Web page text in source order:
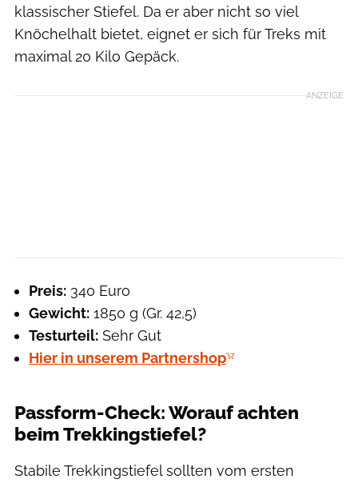
klassischer Stiefel. Da er aber nicht so viel
Knöchelhalt bietet, eignet er sich für Treks mit
maximal 20 Kilo Gepäck.
ANZEIGE
Preis: 340 Euro
Gewicht: 1850 g (Gr. 42,5)
Testurteil: Sehr Gut
Hier in unserem Partnershop
Passform-Check: Worauf achten
beim Trekkingstiefel?
Stabile Trekkingstiefel sollten vom ersten